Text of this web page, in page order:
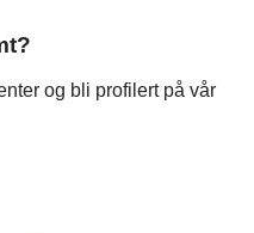
og bli profilert på vår